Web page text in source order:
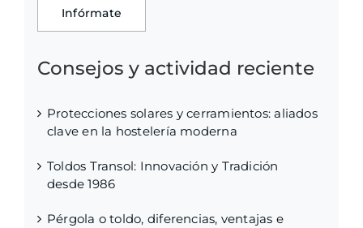
Infórmate
Consejos y actividad reciente
Protecciones solares y cerramientos: aliados
clave en la hostelería moderna
Toldos Transol: Innovación y Tradición
desde 1986
Pérgola o toldo, diferencias, ventajas e